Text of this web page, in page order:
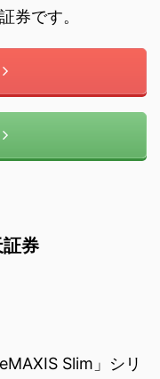
券です。
券
Slim」シリ